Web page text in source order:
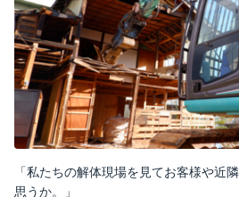
「私たちの解体現場を見てお客様や近
思うか。」